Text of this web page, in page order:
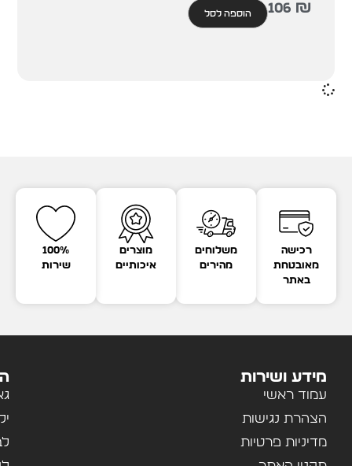
106 ₪ הוספה לסל
רכישה
מאובטחת
באתר
משלוחים
מהירים
מוצרים
איכותיים
100%
שירות
מידע ושירות
עמוד ראשי
הצהרת נגישות
מדיניות פרטיות